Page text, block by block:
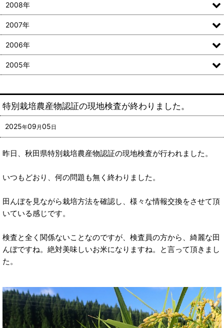
特別栽培農産物認証の現地検査が終わりました。
2025年09 月05日
昨日、秋田県特別栽培農産物認証の現地検査が行われました。
いつもどおり、何の問題も無く終わりました。
田んぼを見ながら栽培方法を確認し、様々な情報交換をさせて頂
いている感じです。
検査と全く関係ないことなのですが、検査員の方から、綺麗な田
んぼですね。絶対美味しいお米になりますね。と言って頂きまし
た。
2008年
2007年
2006年
2005年